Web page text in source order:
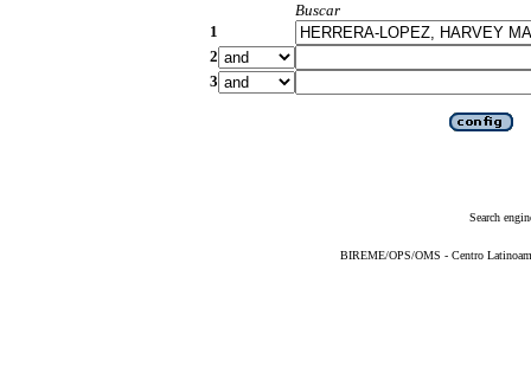
Buscar
1
2
3
Search
BIREME/OPS/OMS - Centro